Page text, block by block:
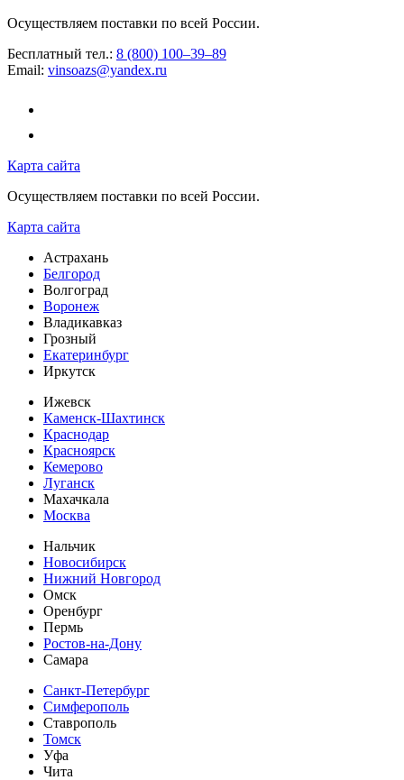
Осуществляем поставки по всей России.
Бесплатный тел.: 8 (800) 100–39–89
Email: vinsoazs@yandex.ru
Карта сайта
Осуществляем поставки по всей России.
Карта сайта
Астрахань
Белгород
Волгоград
Воронеж
Владикавказ
Грозный
Екатеринбург
Иркутск
Ижевск
Каменск-Шахтинск
Краснодар
Красноярск
Кемерово
Луганск
Махачкала
Москва
Нальчик
Новосибирск
Нижний Новгород
Омск
Оренбург
Пермь
Ростов-на-Дону
Самара
Санкт-Петербург
Симферополь
Ставрополь
Томск
Уфа
Чита